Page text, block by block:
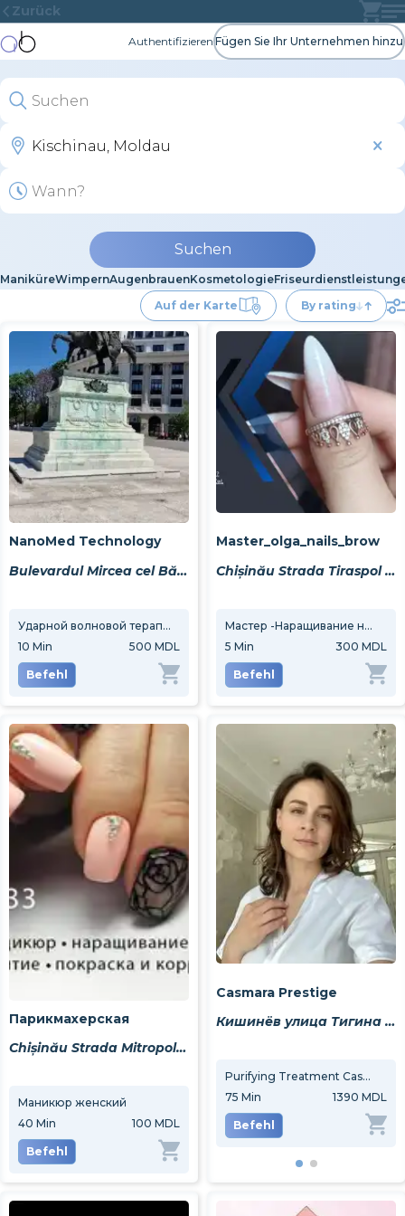
Zurück
Authentifizieren Fügen Sie Ihr Unternehmen hinzu
Suchen
ManiküreWimpernAugenbrauenKosmetologie
Auf der Karte
By rating
NanoMed Technology
Bulevardul Mircea cel Bătrîn 21
Ударной волновой терапии
10 Min 500 MDL
Befehl
Master_olga_nails_brow
Chișinău Strada Tiraspol 11a
Мастер -Наращивание ногтей -Коррекция -Педикюр - Makep - Brow -Прически, Укладки -Покраска волос любой сложности
5 Min 300 MDL
Befehl
Парикмахерская
Chișinău Strada Mitropolit Varlaam 63/11
Маникюр женский
40 Min 100 MDL
Befehl
Casmara Prestige
Кишинёв улица Тигина 20
Purifying Treatment Casmara
75 Min 1390 MDL
Befehl